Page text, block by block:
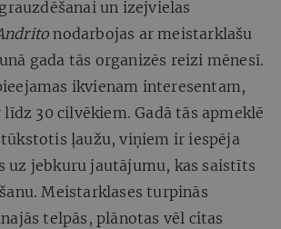
un izejvielas
nodarbojas ar meistarklašu
gada tās organizēs reizi mēnesī.
ikvienam interesentam,
30 cilvēkiem. Gadā tās apmeklē
ļaužu, viņiem ir iespēja
uz jebkuru jautājumu, kas saistīts
Meistarklases turpinās
telpās, plānotas vēl citas